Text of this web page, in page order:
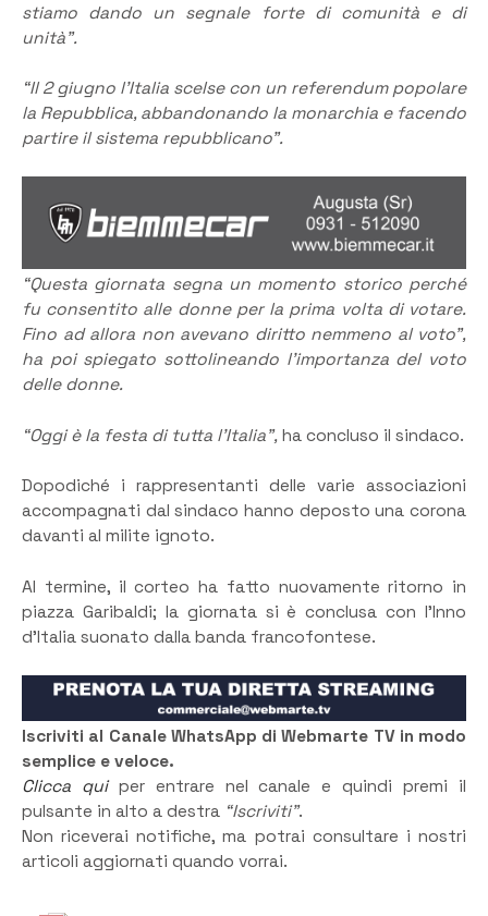
stiamo dando un segnale forte di comunità e di
unità”.
“Il 2 giugno l’Italia scelse con un referendum popolare
la Repubblica, abbandonando la monarchia e facendo
partire il sistema repubblicano”.
“Questa giornata segna un momento storico perché
fu consentito alle donne per la prima volta di votare.
Fino ad allora non avevano diritto nemmeno al voto”,
ha poi spiegato sottolineando l’importanza del voto
delle donne.
“Oggi è la festa di tutta l’Italia”, ha concluso il sindaco.
Dopodiché i rappresentanti delle varie associazioni
accompagnati dal sindaco hanno deposto una corona
davanti al milite ignoto.
Al termine, il corteo ha fatto nuovamente ritorno in
piazza Garibaldi; la giornata si è conclusa con l’Inno
d’Italia suonato dalla banda francofontese.
Iscriviti al Canale WhatsApp di Webmarte TV in modo
semplice e veloce.
Clicca quiper entrare nel canale e quindi premi il
pulsante in alto a destra “Iscriviti”.
Non riceverai notifiche, ma potrai consultare i nostri
articoli aggiornati quando vorrai.